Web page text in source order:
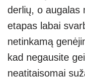
derlių, o augalas
etapas labai
netinkamą
kad negausite
neatitaisomai